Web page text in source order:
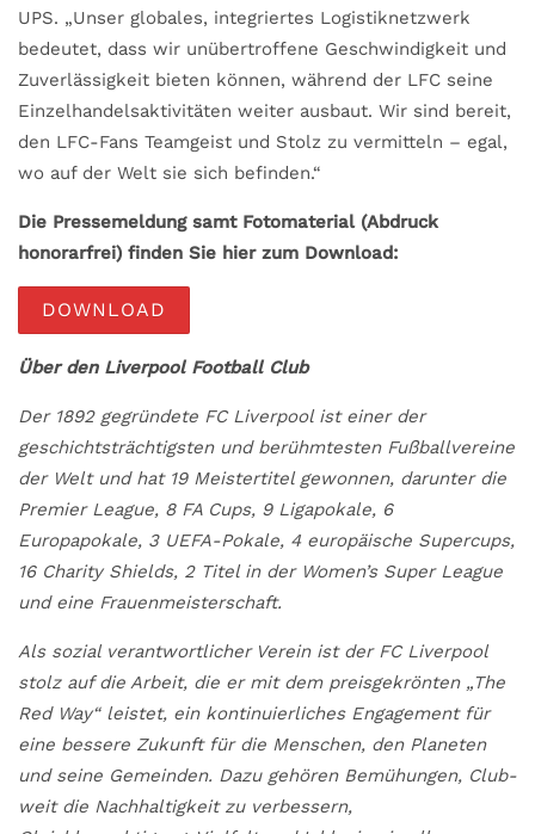
UPS. „Unser globales, integriertes Logistiknetzwerk
bedeutet, dass wir unübertroffene Geschwindigkeit und
Zuverlässigkeit bieten können, während der LFC seine
Einzelhandelsaktivitäten weiter ausbaut. Wir sind bereit,
den LFC-Fans Teamgeist und Stolz zu vermitteln – egal,
wo auf der Welt sie sich befinden.“
Die Pressemeldung samt Fotomaterial (Abdruck
honorarfrei) finden Sie hier zum Download:
DOWNLOAD
Über den Liverpool Football Club
Der 1892 gegründete FC Liverpool ist einer der
geschichtsträchtigsten und berühmtesten Fußballvereine
der Welt und hat 19 Meistertitel gewonnen, darunter die
Premier League, 8 FA Cups, 9 Ligapokale, 6
Europapokale, 3 UEFA-Pokale, 4 europäische Supercups,
16 Charity Shields, 2 Titel in der Women’s Super League
und eine Frauenmeisterschaft.
Als sozial verantwortlicher Verein ist der FC Liverpool
stolz auf die Arbeit, die er mit dem preisgekrönten „The
Red Way“ leistet, ein kontinuierliches Engagement für
eine bessere Zukunft für die Menschen, den Planeten
und seine Gemeinden. Dazu gehören Bemühungen, Club-
weit die Nachhaltigkeit zu verbessern,